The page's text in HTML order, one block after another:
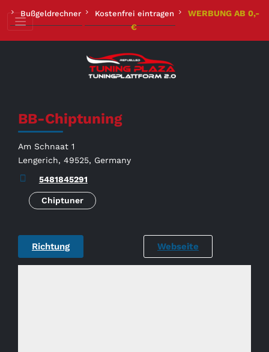
Inhalt
springen
Bußgeldrechner Kostenfrei eintragen
WERBUNG AB 0,-
€
BB-Chiptuning
Am Schnaat 1
Lengerich, 49525, Germany
5481845291
Chiptuner
Richtung Webseite